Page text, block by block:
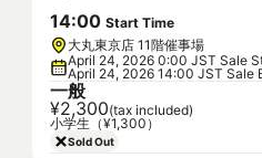
14:00 Start Time
大丸東京店 11階催事場
April 24, 2026 0:00 JST Sale
April 24, 2026 14:00 JST Sale
一般
¥2,300(tax included)
小学生（¥1,300）
Sold Out